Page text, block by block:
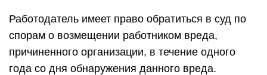
Работодатель имеет право обратиться в суд по
спорам о возмещении работником вреда,
причиненного организации, в течение одного
года со дня обнаружения данного вреда.